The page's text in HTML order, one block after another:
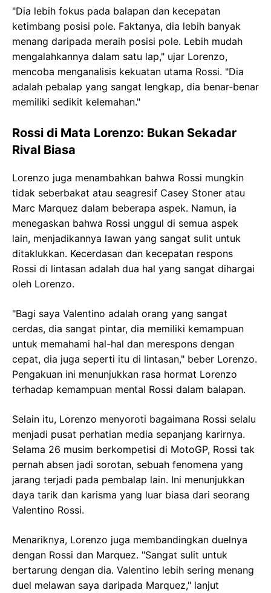
"Dia lebih fokus pada balapan dan kecepatan
ketimbang posisi pole. Faktanya, dia lebih banyak
menang daripada meraih posisi pole. Lebih mudah
mengalahkannya dalam satu lap," ujar Lorenzo,
mencoba menganalisis kekuatan utama Rossi. "Dia
adalah pebalap yang sangat lengkap, dia benar-benar
memiliki sedikit kelemahan."
Rossi di Mata Lorenzo: Bukan Sekadar
Rival Biasa
Lorenzo juga menambahkan bahwa Rossi mungkin
tidak seberbakat atau seagresif Casey Stoner atau
Marc Marquez dalam beberapa aspek. Namun, ia
menegaskan bahwa Rossi unggul di semua aspek
lain, menjadikannya lawan yang sangat sulit untuk
ditaklukkan. Kecerdasan dan kecepatan respons
Rossi di lintasan adalah dua hal yang sangat dihargai
oleh Lorenzo.
"Bagi saya Valentino adalah orang yang sangat
cerdas, dia sangat pintar, dia memiliki kemampuan
untuk memahami hal-hal dan merespons dengan
cepat, dia juga seperti itu di lintasan," beber Lorenzo.
Pengakuan ini menunjukkan rasa hormat Lorenzo
terhadap kemampuan mental Rossi dalam balapan.
Selain itu, Lorenzo menyoroti bagaimana Rossi selalu
menjadi pusat perhatian media sepanjang karirnya.
Selama 26 musim berkompetisi di MotoGP, Rossi tak
pernah absen jadi sorotan, sebuah fenomena yang
jarang terjadi pada pembalap lain. Ini menunjukkan
daya tarik dan karisma yang luar biasa dari seorang
Valentino Rossi.
Menariknya, Lorenzo juga membandingkan duelnya
dengan Rossi dan Marquez. "Sangat sulit untuk
bertarung dengan dia. Valentino lebih sering menang
duel melawan saya daripada Marquez," lanjut